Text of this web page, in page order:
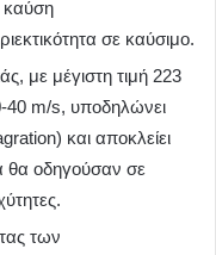
καύση
σε καύσιμο.
με μέγιστη τιμή 223
40 m/s, υποδηλώνει
και αποκλείει
θα οδηγούσαν σε
των